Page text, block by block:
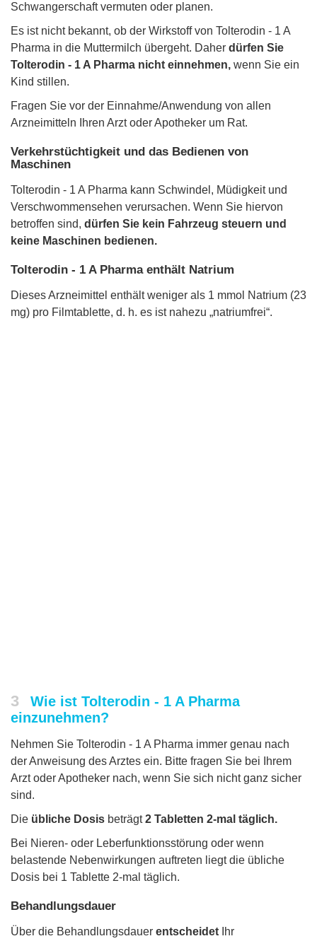
Schwangerschaft vermuten oder planen.
Es ist nicht bekannt, ob der Wirkstoff von Tolterodin - 1 A
Pharma in die Muttermilch übergeht. Daher dürfen Sie
Tolterodin - 1 A Pharma nicht einnehmen, wenn Sie ein
Kind stillen.
Fragen Sie vor der Einnahme/Anwendung von allen
Arzneimitteln Ihren Arzt oder Apotheker um Rat.
Verkehrstüchtigkeit und das Bedienen von
Maschinen
Tolterodin - 1 A Pharma kann Schwindel, Müdigkeit und
Verschwommensehen verursachen. Wenn Sie hiervon
betroffen sind, dürfen Sie kein Fahrzeug steuern und
keine Maschinen bedienen.
Tolterodin - 1 A Pharma enthält Natrium
Dieses Arzneimittel enthält weniger als 1 mmol Natrium (23
mg) pro Filmtablette, d. h. es ist nahezu „natriumfrei“.
3
Wie ist Tolterodin - 1 A Pharma
einzunehmen?
Nehmen Sie Tolterodin - 1 A Pharma immer genau nach
der Anweisung des Arztes ein. Bitte fragen Sie bei Ihrem
Arzt oder Apotheker nach, wenn Sie sich nicht ganz sicher
sind.
Die übliche Dosis beträgt2 Tabletten 2-mal täglich.
Bei Nieren- oder Leberfunktionsstörung oder wenn
belastende Nebenwirkungen auftreten liegt die übliche
Dosis bei 1 Tablette 2-mal täglich.
Behandlungsdauer
Über die Behandlungsdauer entscheidet Ihr